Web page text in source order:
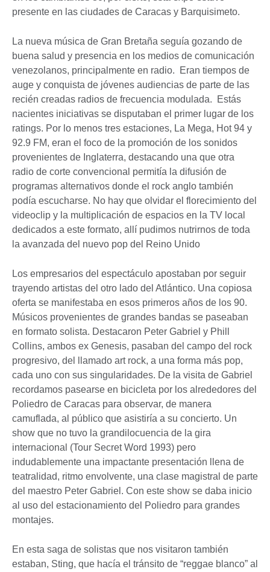
presente en las ciudades de Caracas y Barquisimeto.
La nueva música de Gran Bretaña seguía gozando de
buena salud y presencia en los medios de comunicación
venezolanos, principalmente en radio. Eran tiempos de
auge y conquista de jóvenes audiencias de parte de las
recién creadas radios de frecuencia modulada. Estás
nacientes iniciativas se disputaban el primer lugar de los
ratings. Por lo menos tres estaciones, La Mega, Hot 94 y
92.9 FM, eran el foco de la promoción de los sonidos
provenientes de Inglaterra, destacando una que otra
radio de corte convencional permitía la difusión de
programas alternativos donde el rock anglo también
podía escucharse. No hay que olvidar el florecimiento del
videoclip y la multiplicación de espacios en la TV local
dedicados a este formato, allí pudimos nutrirnos de toda
la avanzada del nuevo pop del Reino Unido
Los empresarios del espectáculo apostaban por seguir
trayendo artistas del otro lado del Atlántico. Una copiosa
oferta se manifestaba en esos primeros años de los 90.
Músicos provenientes de grandes bandas se paseaban
en formato solista. Destacaron Peter Gabriel y Phill
Collins, ambos ex Genesis, pasaban del campo del rock
progresivo, del llamado art rock, a una forma más pop,
cada uno con sus singularidades. De la visita de Gabriel
recordamos pasearse en bicicleta por los alrededores del
Poliedro de Caracas para observar, de manera
camuflada, al público que asistiría a su concierto. Un
show que no tuvo la grandilocuencia de la gira
internacional (Tour Secret Word 1993) pero
indudablemente una impactante presentación llena de
teatralidad, ritmo envolvente, una clase magistral de parte
del maestro Peter Gabriel. Con este show se daba inicio
al uso del estacionamiento del Poliedro para grandes
montajes.
En esta saga de solistas que nos visitaron también
estaban, Sting, que hacía el tránsito de “reggae blanco” al